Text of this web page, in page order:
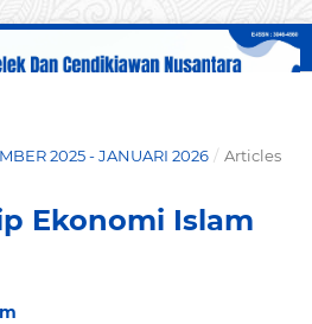
2025 - JANUARI 2026 / Articles
Ekonomi Islam